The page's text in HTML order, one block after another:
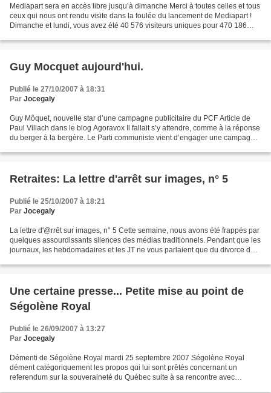
Mediapart sera en accès libre jusqu’à dimanche Merci à toutes celles et tous
ceux qui nous ont rendu visite dans la foulée du lancement de Mediapart !
Dimanche et lundi, vous avez été 40 576 visiteurs uniques pour 470 186
Guy Mocquet aujourd'hui.
Publié le 27/10/2007 à 18:31
Par Jocegaly
Guy Môquet, nouvelle star d’une campagne publicitaire du PCF Article de
Paul Villach dans le blog Agoravox Il fallait s’y attendre, comme à la réponse
du berger à la bergère. Le Parti communiste vient d’engager une campagne
Retraites: La lettre d'arrêt sur images, n° 5
Publié le 25/10/2007 à 18:21
Par Jocegaly
La lettre d'@rrêt sur images, n° 5 Cette semaine, nous avons été frappés par
quelques assourdissants silences des médias traditionnels. Pendant que les
journaux, les hebdomadaires et les JT ne vous parlaient que du divorce des
Une certaine presse... Petite mise au point de
Ségolène Royal
Publié le 26/09/2007 à 13:27
Par Jocegaly
Démenti de Ségolène Royal mardi 25 septembre 2007 Ségolène Royal
dément catégoriquement les propos qui lui sont prêtés concernant un
referendum sur la souveraineté du Québec suite à sa rencontre avec